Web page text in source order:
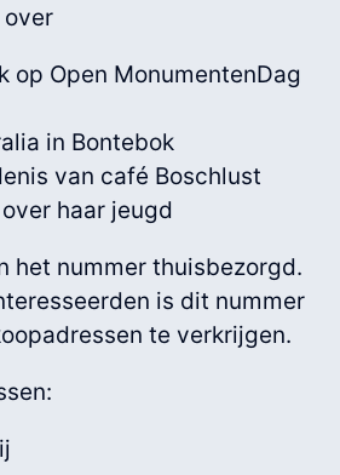
op Open MonumentenDag
in Bontebok
van café Boschlust
haar jeugd
het nummer thuisbezorgd.
is dit nummer
te verkrijgen.